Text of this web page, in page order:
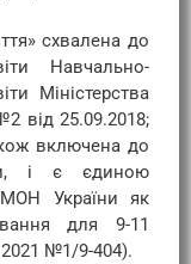
схвалена до
Навчально-
Міністерства
від 25.09.2018;
включена до
і є єдиною
України як
для 9-11
№1/9-404).